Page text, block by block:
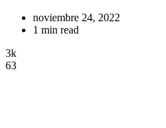
noviembre 24, 2022
1 min read
3k
63